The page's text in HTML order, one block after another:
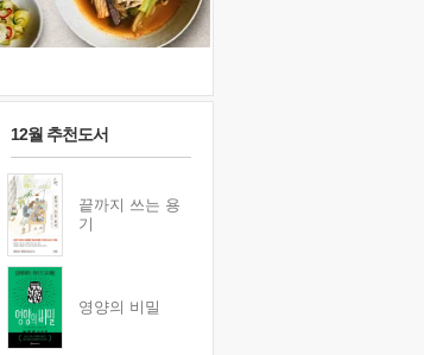
12월 추천도서
끝까지 쓰는 용
기
영양의 비밀